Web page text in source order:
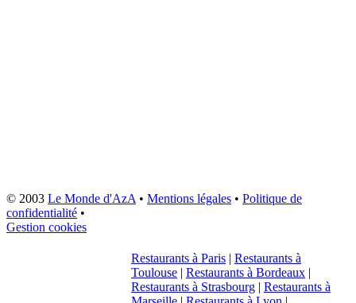
© 2003 Le Monde d'AzA• Mentions légales • Politique de
confidentialité •
Gestion cookies
Restaurants à Paris | Restaurants à
Toulouse | Restaurants à Bordeaux |
Restaurants à Strasbourg | Restaurants à